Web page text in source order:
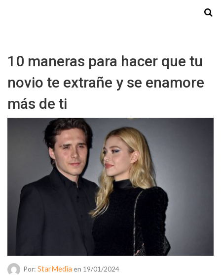
10 maneras para hacer que tu
novio te extrañe y se enamore
más de ti
Por: StarMedia en 19/01/2024